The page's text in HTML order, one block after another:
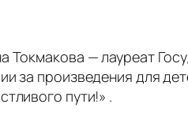
Токмакова — лауреат
за произведения для
пути!» .